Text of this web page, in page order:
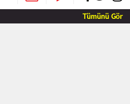
Tümünü Gör